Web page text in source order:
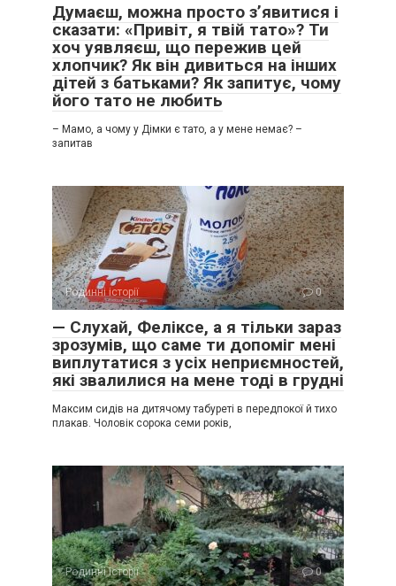
Думаєш, можна просто з’явитися і
сказати: «Привіт, я твій тато»? Ти
хоч уявляєш, що пережив цей
хлопчик? Як він дивиться на інших
дітей з батьками? Як запитує, чому
його тато не любить
– Мамо, а чому у Дімки є тато, а у мене немає? –
запитав
Родинні історії 0
— Слухай, Феліксе, а я тільки зараз
зрозумів, що саме ти допоміг мені
виплутатися з усіх неприємностей,
які звалилися на мене тоді в грудні
Максим сидів на дитячому табуреті в передпокої й тихо
плакав. Чоловік сорока семи років,
Родинні історії 0